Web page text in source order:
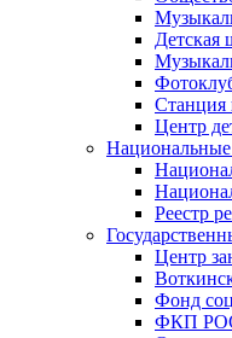
Детская
Станция
Центр
Реестр
Центр
Фонд
ФКП